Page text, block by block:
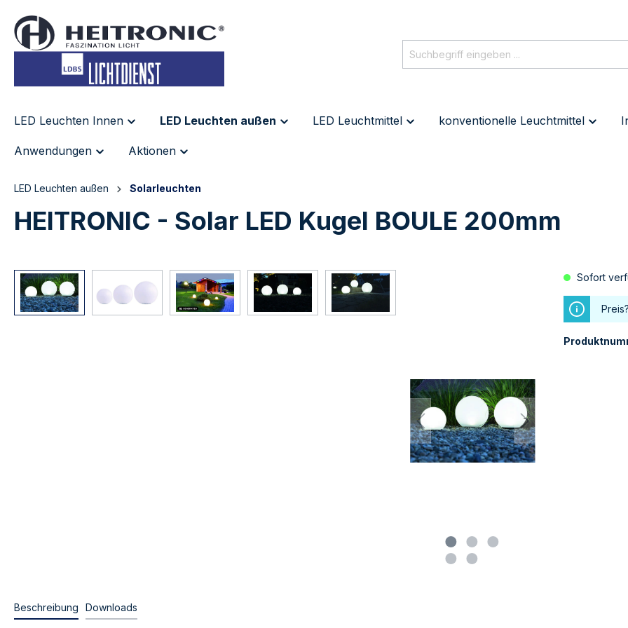
springen
LED Leuchten Innen LED Leuchten außen LED Leuchtmittel konventionelle Leuchtmittel
Anwendungen Aktionen
LED Leuchten außen Solarleuchten
HEITRONIC - Solar LED Kugel BOULE 200mm
Sofort
Beschreibung Downloads